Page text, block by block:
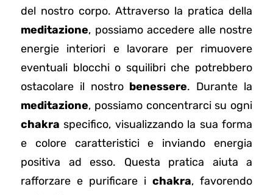
del nostro corpo. Attraverso la pratica della
meditazione, possiamo accedere alle nostre
energie interiori e lavorare per rimuovere
eventuali blocchi o squilibri che potrebbero
ostacolare il nostro benessere. Durante la
meditazione, possiamo concentrarci su ogni
chakra specifico, visualizzando la sua forma
e colore caratteristici e inviando energia
positiva ad esso. Questa pratica aiuta a
rafforzare e purificare i chakra, favorendo